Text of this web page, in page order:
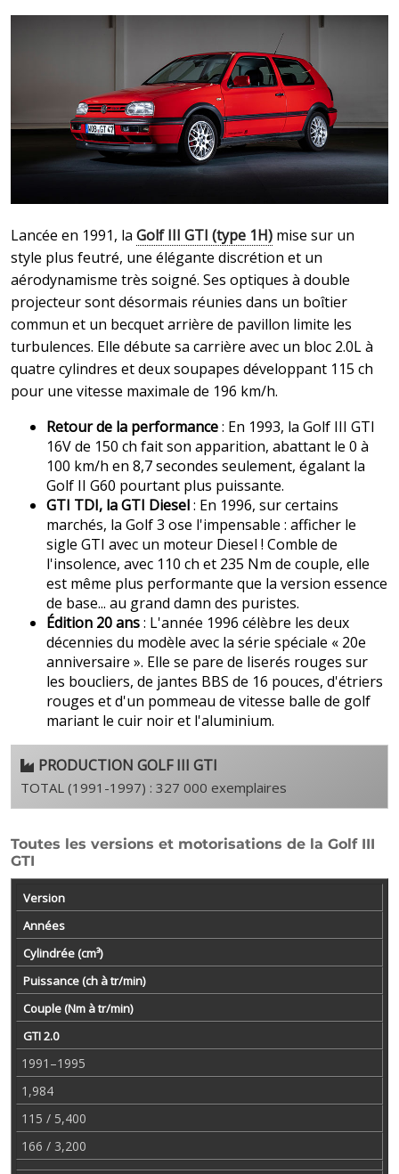
Lancée en 1991, la Golf III GTI (type 1H) mise sur un
style plus feutré, une élégante discrétion et un
aérodynamisme très soigné. Ses optiques à double
projecteur sont désormais réunies dans un boîtier
commun et un becquet arrière de pavillon limite les
turbulences. Elle débute sa carrière avec un bloc 2.0L à
quatre cylindres et deux soupapes développant 115 ch
pour une vitesse maximale de 196 km/h.
Retour de la performance: En 1993, la Golf III GTI
16V de 150 ch fait son apparition, abattant le 0 à
100 km/h en 8,7 secondes seulement, égalant la
Golf II G60 pourtant plus puissante.
GTI TDI, la GTI Diesel: En 1996, sur certains
marchés, la Golf 3 ose l'impensable : afficher le
sigle GTI avec un moteur Diesel ! Comble de
l'insolence, avec 110 ch et 235 Nm de couple, elle
est même plus performante que la version essence
de base... au grand damn des puristes.
Édition 20 ans: L'année 1996 célèbre les deux
décennies du modèle avec la série spéciale « 20e
anniversaire ». Elle se pare de liserés rouges sur
les boucliers, de jantes BBS de 16 pouces, d'étriers
rouges et d'un pommeau de vitesse balle de golf
mariant le cuir noir et l'aluminium.
PRODUCTION GOLF III GTI
TOTAL (1991-1997) : 327 000 exemplaires
Toutes les versions et motorisations de la Golf III
GTI
Version
Années
Cylindrée (cm³)
Puissance (ch à tr/min)
Couple (Nm à tr/min)
GTI 2.0
1991–1995
1,984
115 / 5,400
166 / 3,200